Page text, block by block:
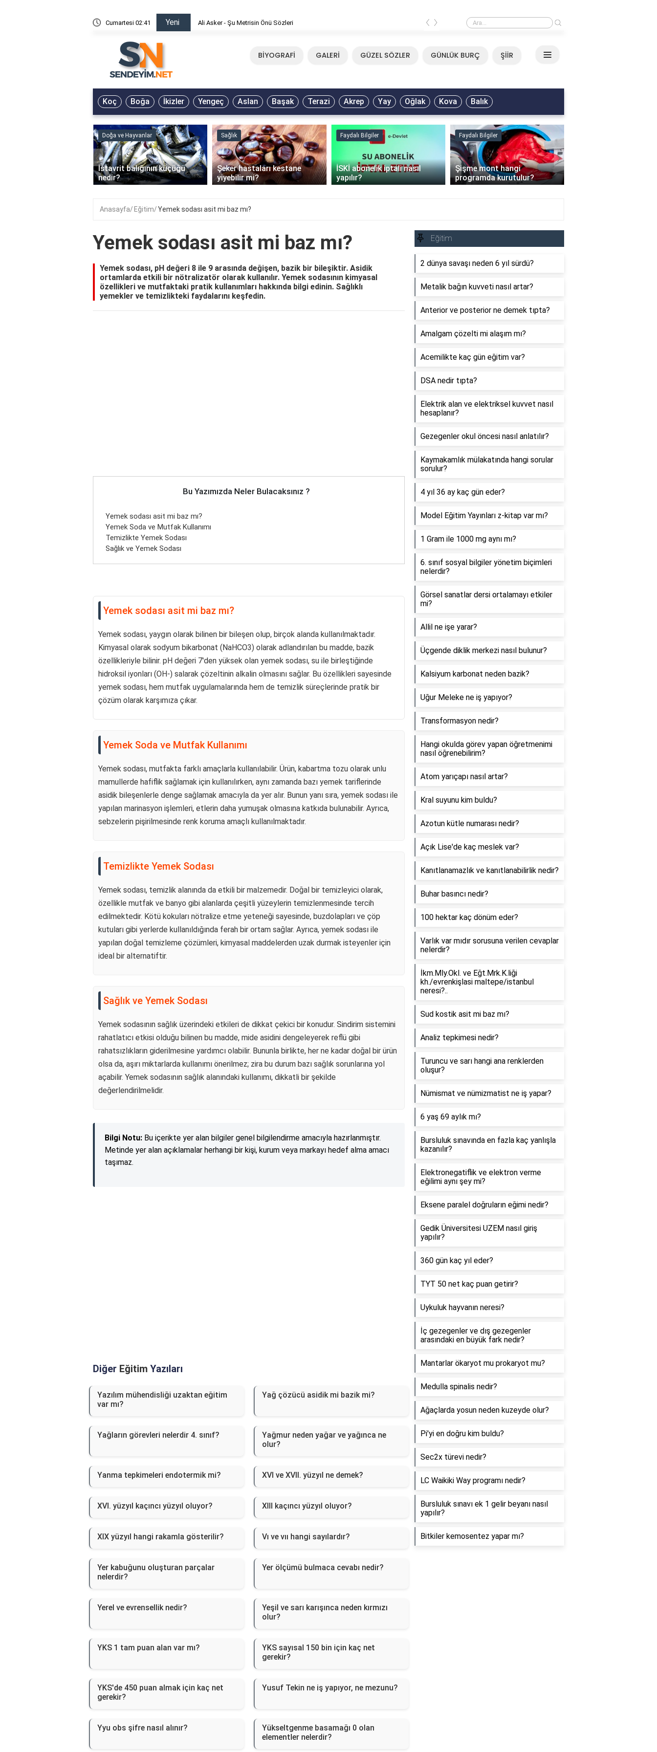
Cumartesi 02:41 Yeni Ali Asker - Şu Metrisin Önü Sözleri Mirkelam - Tavla Sözleri
‹ ›
BİYOGRAFİ GALERİ GÜZEL SÖZLER GÜNLÜK BURÇ ŞİİR
Koç Boğa İkizler Yengeç Aslan Başak Terazi Akrep Yay Oğlak Kova Balık
Doğa ve Hayvanlar
İstavrit balığının küçüğü
nedir?
Sağlık
Şeker hastaları kestane
yiyebilir mi?
Faydalı Bilgiler
İSKİ abonelik iptali nasıl
yapılır?
Faydalı Bilgiler
Şişme mont hangi
programda kurutulur?
‹ ›
Anasayfa Eğitim Yemek sodası asit mi baz mı?
Yemek sodası asit mi baz mı?
Yemek sodası, pH değeri 8 ile 9 arasında değişen, bazik bir bileşiktir. Asidik
ortamlarda etkili bir nötralizatör olarak kullanılır. Yemek sodasının kimyasal
özellikleri ve mutfaktaki pratik kullanımları hakkında bilgi edinin. Sağlıklı
yemekler ve temizlikteki faydalarını keşfedin.
Bu Yazımızda Neler Bulacaksınız ?
Yemek sodası asit mi baz mı?
Yemek Soda ve Mutfak Kullanımı
Temizlikte Yemek Sodası
Sağlık ve Yemek Sodası
Yemek sodası asit mi baz mı?
Yemek sodası, yaygın olarak bilinen bir bileşen olup, birçok alanda kullanılmaktadır.
Kimyasal olarak sodyum bikarbonat (NaHCO3) olarak adlandırılan bu madde, bazik
özellikleriyle bilinir. pH değeri 7'den yüksek olan yemek sodası, su ile birleştiğinde
hidroksil iyonları (OH-) salarak çözeltinin alkalin olmasını sağlar. Bu özellikleri sayesinde
yemek sodası, hem mutfak uygulamalarında hem de temizlik süreçlerinde pratik bir
çözüm olarak karşımıza çıkar.
Yemek Soda ve Mutfak Kullanımı
Yemek sodası, mutfakta farklı amaçlarla kullanılabilir. Ürün, kabartma tozu olarak unlu
mamullerde hafiflik sağlamak için kullanılırken, aynı zamanda bazı yemek tariflerinde
asidik bileşenlerle denge sağlamak amacıyla da yer alır. Bunun yanı sıra, yemek sodası ile
yapılan marinasyon işlemleri, etlerin daha yumuşak olmasına katkıda bulunabilir. Ayrıca,
sebzelerin pişirilmesinde renk koruma amaçlı kullanılmaktadır.
Temizlikte Yemek Sodası
Yemek sodası, temizlik alanında da etkili bir malzemedir. Doğal bir temizleyici olarak,
özellikle mutfak ve banyo gibi alanlarda çeşitli yüzeylerin temizlenmesinde tercih
edilmektedir. Kötü kokuları nötralize etme yeteneği sayesinde, buzdolapları ve çöp
kutuları gibi yerlerde kullanıldığında ferah bir ortam sağlar. Ayrıca, yemek sodası ile
yapılan doğal temizleme çözümleri, kimyasal maddelerden uzak durmak isteyenler için
ideal bir alternatiftir.
Sağlık ve Yemek Sodası
Yemek sodasının sağlık üzerindeki etkileri de dikkat çekici bir konudur. Sindirim sistemini
rahatlatıcı etkisi olduğu bilinen bu madde, mide asidini dengeleyerek reflü gibi
rahatsızlıkların giderilmesine yardımcı olabilir. Bununla birlikte, her ne kadar doğal bir ürün
olsa da, aşırı miktarlarda kullanımı önerilmez; zira bu durum bazı sağlık sorunlarına yol
açabilir. Yemek sodasının sağlık alanındaki kullanımı, dikkatli bir şekilde
değerlendirilmelidir.
Bilgi Notu: Bu içerikte yer alan bilgiler genel bilgilendirme amacıyla hazırlanmıştır.
Metinde yer alan açıklamalar herhangi bir kişi, kurum veya markayı hedef alma amacı
taşımaz.
Diğer Eğitim Yazıları
Yazılım mühendisliği uzaktan eğitim
var mı?
Yağ çözücü asidik mi bazik mi?
Yağların görevleri nelerdir 4. sınıf?
Yağmur neden yağar ve yağınca ne
olur?
Yanma tepkimeleri endotermik mi? XVI ve XVII. yüzyıl ne demek?
XVI. yüzyıl kaçıncı yüzyıl oluyor? XIII kaçıncı yüzyıl oluyor?
XIX yüzyıl hangi rakamla gösterilir? Vı ve vıı hangi sayılardır?
Yer kabuğunu oluşturan parçalar
nelerdir?
Yer ölçümü bulmaca cevabı nedir?
Yerel ve evrensellik nedir?
Yeşil ve sarı karışınca neden kırmızı
olur?
YKS 1 tam puan alan var mı?
YKS sayısal 150 bin için kaç net
gerekir?
YKS'de 450 puan almak için kaç net
gerekir?
Yusuf Tekin ne iş yapıyor, ne mezunu?
Yyu obs şifre nasıl alınır?
Yükseltgenme basamağı 0 olan
elementler nelerdir?
Eğitim
2 dünya savaşı neden 6 yıl sürdü?
Metalik bağın kuvveti nasıl artar?
Anterior ve posterior ne demek tıpta?
Amalgam çözelti mi alaşım mı?
Acemilikte kaç gün eğitim var?
DSA nedir tıpta?
Elektrik alan ve elektriksel kuvvet nasıl
hesaplanır?
Gezegenler okul öncesi nasıl anlatılır?
Kaymakamlık mülakatında hangi sorular
sorulur?
4 yıl 36 ay kaç gün eder?
Model Eğitim Yayınları z-kitap var mı?
1 Gram ile 1000 mg aynı mı?
6. sınıf sosyal bilgiler yönetim biçimleri
nelerdir?
Görsel sanatlar dersi ortalamayı etkiler
mi?
Allil ne işe yarar?
Üçgende diklik merkezi nasıl bulunur?
Kalsiyum karbonat neden bazik?
Uğur Meleke ne iş yapıyor?
Transformasyon nedir?
Hangi okulda görev yapan öğretmenimi
nasıl öğrenebilirim?
Atom yarıçapı nasıl artar?
Kral suyunu kim buldu?
Azotun kütle numarası nedir?
Açık Lise'de kaç meslek var?
Kanıtlanamazlık ve kanıtlanabilirlik nedir?
Buhar basıncı nedir?
100 hektar kaç dönüm eder?
Varlık var mıdır sorusuna verilen cevaplar
nelerdir?
İkm.Mly.Okl. ve Eğt.Mrk.K.liği
kh./evrenkişlasi maltepe/istanbul
neresi?..
Sud kostik asit mi baz mı?
Analiz tepkimesi nedir?
Turuncu ve sarı hangi ana renklerden
oluşur?
Nümismat ve nümizmatist ne iş yapar?
6 yaş 69 aylık mı?
Bursluluk sınavında en fazla kaç yanlışla
kazanılır?
Elektronegatiflik ve elektron verme
eğilimi aynı şey mi?
Eksene paralel doğruların eğimi nedir?
Gedik Üniversitesi UZEM nasıl giriş
yapılır?
360 gün kaç yıl eder?
TYT 50 net kaç puan getirir?
Uykuluk hayvanın neresi?
İç gezegenler ve dış gezegenler
arasındaki en büyük fark nedir?
Mantarlar ökaryot mu prokaryot mu?
Medulla spinalis nedir?
Ağaçlarda yosun neden kuzeyde olur?
Pi'yi en doğru kim buldu?
Sec2x türevi nedir?
LC Waikiki Way programı nedir?
Bursluluk sınavı ek 1 gelir beyanı nasıl
yapılır?
Bitkiler kemosentez yapar mı?